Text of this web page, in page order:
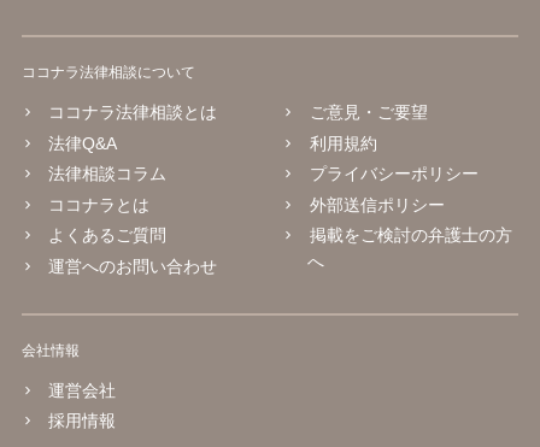
ココナラ法律相談について
ココナラ法律相談とは
法律Q&A
法律相談コラム
ココナラとは
よくあるご質問
運営へのお問い合わせ
ご意見・ご要望
利用規約
プライバシーポリシー
外部送信ポリシー
掲載をご検討の弁護士の方
へ
会社情報
運営会社
採用情報